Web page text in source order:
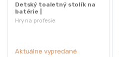
Hry na profesie
Detský toaletný stolík na
batérie |
stolička+príslušenstvo
Aktuálne vypredané